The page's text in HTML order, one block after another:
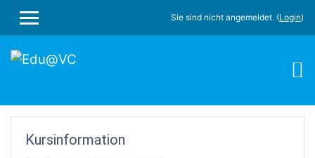
WEBSITE-ÜBERSICHT
Sie sind nicht angemeldet. (Login)
Kursinformation